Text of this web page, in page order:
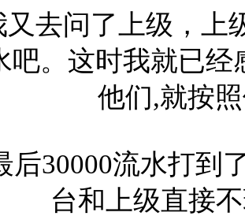
又去问了上级，上
吧。这时我就已
他们,就按
后30000流水打到
台和上级直接